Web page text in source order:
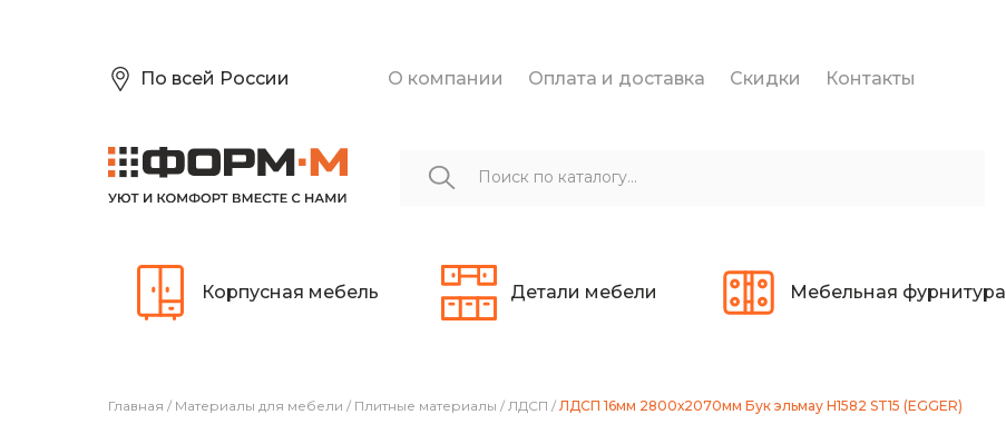
По всей России О компании Оплата и доставка Скидки Контакты
Корпусная мебель Детали мебели Мебельная фурнитура
Главная / Материалы для мебели / Плитные материалы / ЛДСП / ЛДСП 16мм 2800х2070мм Бук эльмау H1582 ST15 (EGGER)